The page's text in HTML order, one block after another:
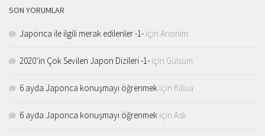
SON YORUMLAR
Japonca ile ilgili merak edilenler -1- için Anonim
2020’in Çok Sevilen Japon Dizileri -1- için Gülsüm
6 ayda Japonca konuşmayı öğrenmek için Killua
6 ayda Japonca konuşmayı öğrenmek için Aslı